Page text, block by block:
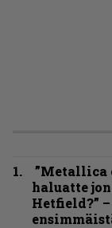
”Metallica
haluatte
Hetfield?”